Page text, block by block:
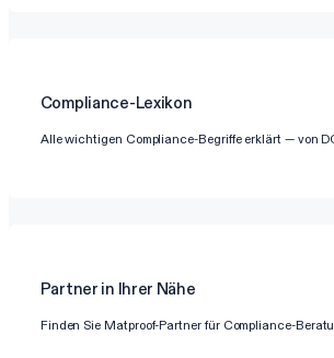
Compliance-Lexikon
Alle wichtigen Compliance-Begriffe erklärt — von
Partner in Ihrer Nähe
Finden Sie Matproof-Partner für Compliance-